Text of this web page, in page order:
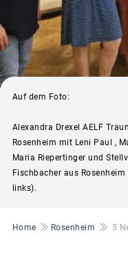
Auf dem Foto:
Alexandra Drexel AELF
Rosenheim mit Leni Paul ,
Maria Riepertinger und
Fischbacher aus
links).
Pfadnavigation
Home Rosenheim 5